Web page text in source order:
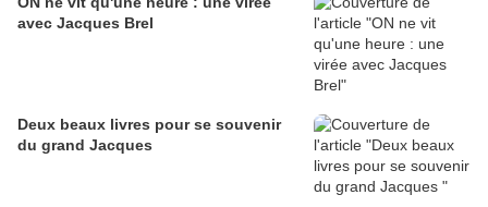
avec Jacques Brel
Deux beaux livres pour se souvenir
du grand Jacques